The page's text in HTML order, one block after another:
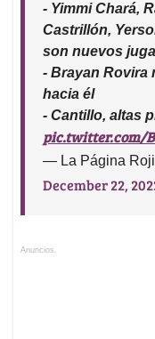
- Yimmi Chará,
Castrillón,
son nuevos
- Brayan Rovira
hacia él
- Cantillo, altas
pic.twitter.com/
— La Página
December 22,
Anuncios.